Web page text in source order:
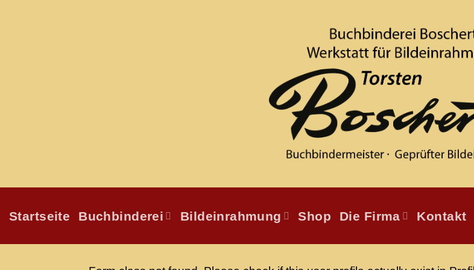
Startseite Buchbinderei Bildeinrahmung Shop Die Firma Kontakt